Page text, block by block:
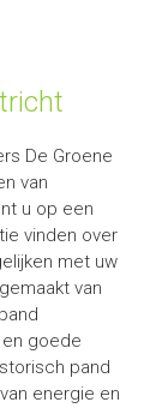
De Groene
van
u op een
vinden over
met uw
van
goede
pand
energie en